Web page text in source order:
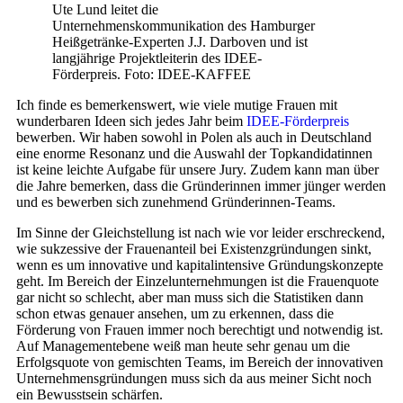
Ute Lund leitet die
Unternehmenskommunikation des Hamburger
Heißgetränke-Experten J.J. Darboven und ist
langjährige Projektleiterin des IDEE-
Förderpreis. Foto: IDEE-KAFFEE
Ich finde es bemerkenswert, wie viele mutige Frauen mit
wunderbaren Ideen sich jedes Jahr beim IDEE-Förderpreis
bewerben. Wir haben sowohl in Polen als auch in Deutschland
eine enorme Resonanz und die Auswahl der Topkandidatinnen
ist keine leichte Aufgabe für unsere Jury. Zudem kann man über
die Jahre bemerken, dass die Gründerinnen immer jünger werden
und es bewerben sich zunehmend Gründerinnen-Teams.
Im Sinne der Gleichstellung ist nach wie vor leider erschreckend,
wie sukzessive der Frauenanteil bei Existenzgründungen sinkt,
wenn es um innovative und kapitalintensive Gründungskonzepte
geht. Im Bereich der Einzelunternehmungen ist die Frauenquote
gar nicht so schlecht, aber man muss sich die Statistiken dann
schon etwas genauer ansehen, um zu erkennen, dass die
Förderung von Frauen immer noch berechtigt und notwendig ist.
Auf Managementebene weiß man heute sehr genau um die
Erfolgsquote von gemischten Teams, im Bereich der innovativen
Unternehmensgründungen muss sich da aus meiner Sicht noch
ein Bewusstsein schärfen.